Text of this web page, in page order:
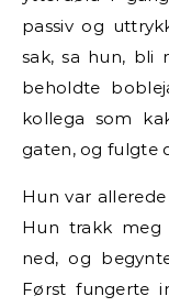
passiv og
sak, sa hun, bli
beholdte
kollega som
gaten, og fulgte
Hun var
Hun trakk meg
ned, og
Først fungerte